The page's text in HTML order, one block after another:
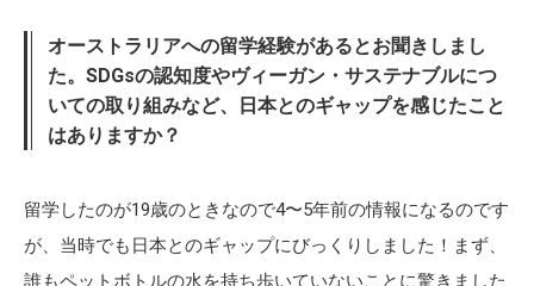
オーストラリアへの留学経験があるとお聞きしまし
た。SDGsの認知度やヴィーガン・サステナブルにつ
いての取り組みなど、日本とのギャップを感じたこと
はありますか？
留学したのが19歳のときなので4〜5年前の情報になるのです
が、当時でも日本とのギャップにびっくりしました！まず、